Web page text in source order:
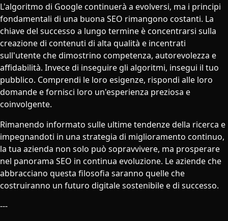
L'algoritmo di Google continuerà a evolversi, ma i principi
fondamentali di una buona SEO rimangono costanti. La
chiave del successo a lungo termine è concentrarsi sulla
creazione di contenuti di alta qualità e incentrati
sull'utente che dimostrino competenza, autorevolezza e
affidabilità. Invece di inseguire gli algoritmi, insegui il tuo
pubblico. Comprendi le loro esigenze, rispondi alle loro
domande e fornisci loro un'esperienza preziosa e
coinvolgente.
Rimanendo informato sulle ultime tendenze della ricerca e
impegnandoti in una strategia di miglioramento continuo,
la tua azienda non solo può sopravvivere, ma prosperare
nel panorama SEO in continua evoluzione. Le aziende che
abbracciano questa filosofia saranno quelle che
costruiranno un futuro digitale sostenibile e di successo.
---